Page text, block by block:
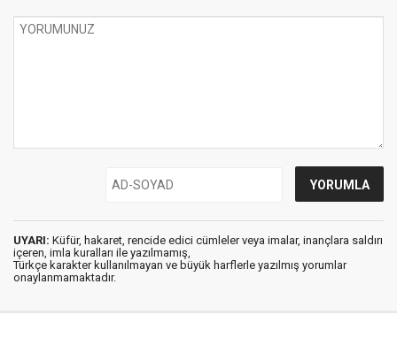
UYARI: Küfür, hakaret, rencide edici cümleler veya imalar, inançlara saldırı
içeren, imla kuralları ile yazılmamış,
Türkçe karakter kullanılmayan ve büyük harflerle yazılmış yorumlar
onaylanmamaktadır.